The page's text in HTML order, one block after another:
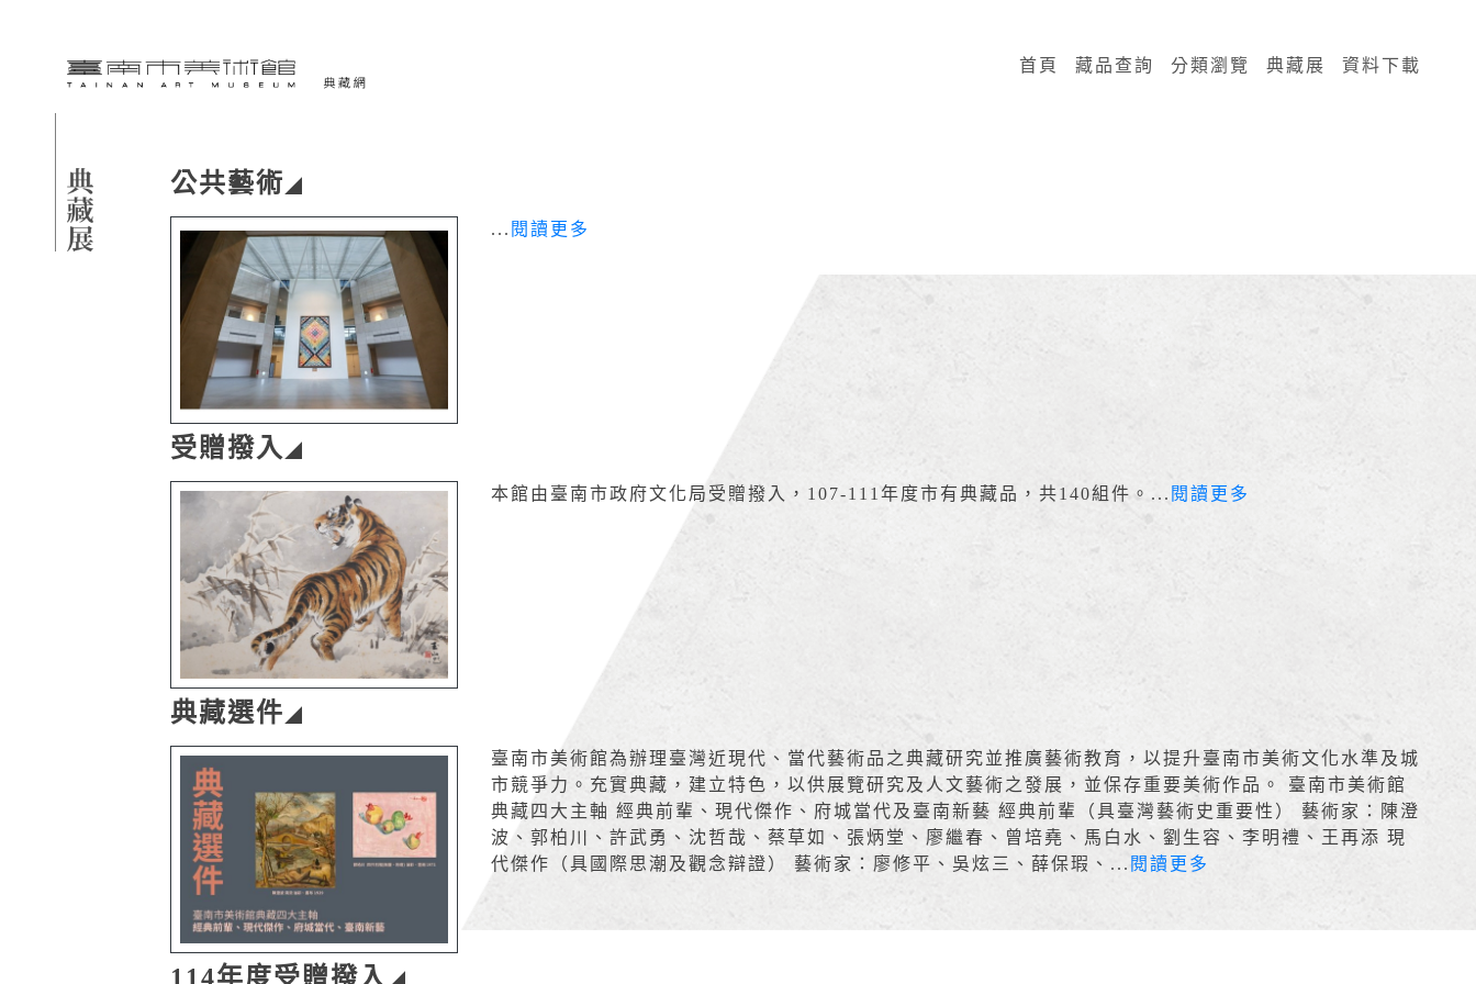
臺南市美術館-典藏網
網頁導覽
首頁 藏品查詢 分類瀏覽 典藏展 資料下載
:::
公共藝術
... 閱讀更多
受贈撥入
本館由臺南市政府文化局受贈撥入，107-111年度市有典藏品，共140組件。... 閱讀更多
典藏選件
臺南市美術館為辦理臺灣近現代、當代藝術品之典藏研究並推廣藝術教育，以提升臺南市美術文化水準及城
市競爭力。充實典藏，建立特色，以供展覽研究及人文藝術之發展，並保存重要美術作品。 臺南市美術館
典藏四大主軸 經典前輩、現代傑作、府城當代及臺南新藝 經典前輩（具臺灣藝術史重要性） 藝術家：陳澄
波、郭柏川、許武勇、沈哲哉、蔡草如、張炳堂、廖繼春、曾培堯、馬白水、劉生容、李明禮、王再添 現
代傑作（具國際思潮及觀念辯證） 藝術家：廖修平、吳炫三、薛保瑕、... 閱讀更多
114年度受贈撥入